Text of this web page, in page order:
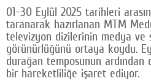
Facebook
Twitter
Google Plus
01–30 Eylül 2025 tarihleri
taranarak hazırlanan MTM
televizyon dizilerinin medya ve
görünürlüğünü ortaya koydu.
durağan temposunun ardından
bir hareketliliğe işaret ediyor.